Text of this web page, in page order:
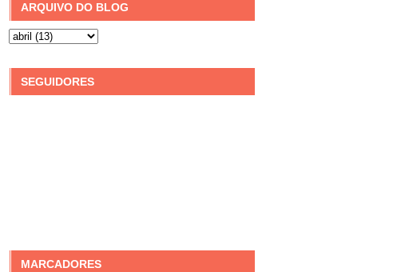
ARQUIVO DO BLOG
SEGUIDORES
MARCADORES